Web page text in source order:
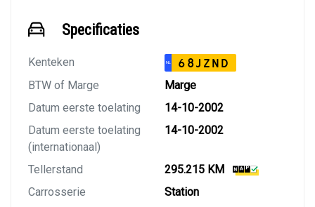
Specificaties
Kenteken NL 68JZND
BTW of Marge
Marge
Datum eerste toelating
14-10-2002
Datum eerste toelating
(internationaal)
14-10-2002
Tellerstand
295.215 KM
Carrosserie
Station